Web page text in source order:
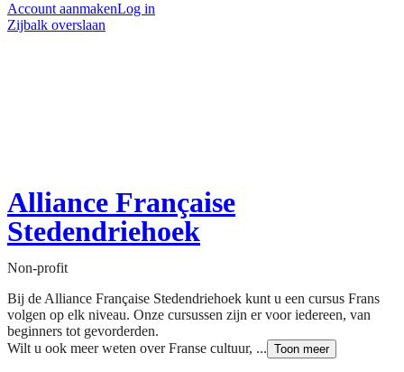
Account aanmakenLog in
Zijbalk overslaan
Alliance Française
Stedendriehoek
Non-profit
Bij de Alliance Française Stedendriehoek kunt u een cursus Frans
volgen op elk niveau. Onze cursussen zijn er voor iedereen, van
beginners tot gevorderden.
Wilt u ook meer weten over Franse cultuur, ... Toon meer